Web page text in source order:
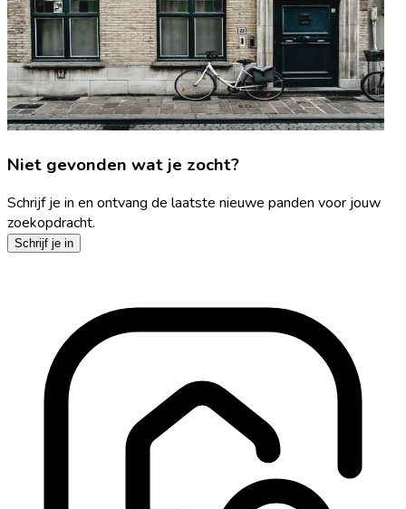
Niet gevonden wat je zocht?
Schrijf je in en ontvang de laatste nieuwe panden voor jouw
zoekopdracht.
Schrijf je in